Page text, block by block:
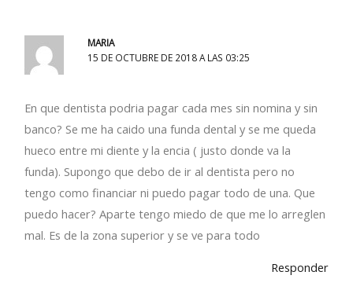
MARIA
15 DE OCTUBRE DE 2018 A LAS 03:25
En que dentista podria pagar cada mes sin nomina y sin
banco? Se me ha caido una funda dental y se me queda
hueco entre mi diente y la encia ( justo donde va la
funda). Supongo que debo de ir al dentista pero no
tengo como financiar ni puedo pagar todo de una. Que
puedo hacer? Aparte tengo miedo de que me lo arreglen
mal. Es de la zona superior y se ve para todo
Responder